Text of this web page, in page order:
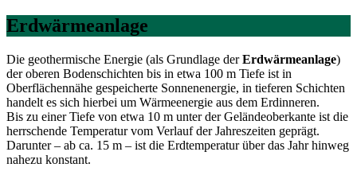
Erdwärmeanlage
Die geothermische Energie (als Grundlage derErdwärmeanlage)
der oberen Bodenschichten bis in etwa 100 m Tiefe ist in
Oberflächennähe gespeicherte Sonnenenergie, in tieferen Schichten
handelt es sich hierbei um Wärmeenergie aus dem Erdinneren.
Bis zu einer Tiefe von etwa 10 m unter der Geländeoberkante ist die
herrschende Temperatur vom Verlauf der Jahreszeiten geprägt.
Darunter – ab ca. 15 m – ist die Erdtemperatur über das Jahr hinweg
nahezu konstant.